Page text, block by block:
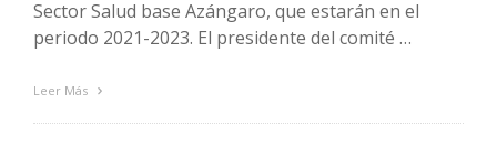
Sector Salud base Azángaro, que estarán en el
periodo 2021-2023. El presidente del comité …
Leer Más